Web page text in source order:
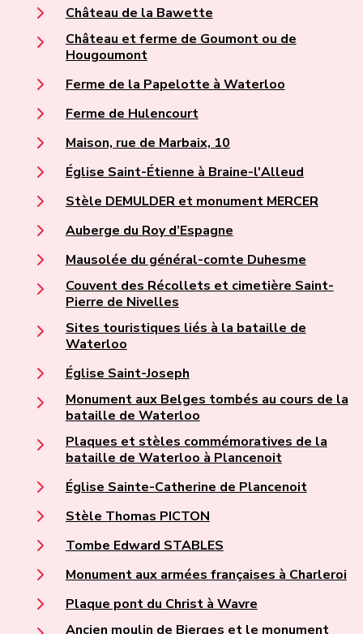
Château de la Bawette
Château et ferme de Goumont ou de
Hougoumont
Ferme de la Papelotte à Waterloo
Ferme de Hulencourt
Maison, rue de Marbaix, 10
Église Saint-Étienne à Braine-l'Alleud
Stèle DEMULDER et monument MERCER
Auberge du Roy d’Espagne
Mausolée du général-comte Duhesme
Couvent des Récollets et cimetière Saint-
Pierre de Nivelles
Sites touristiques liés à la bataille de
Waterloo
Église Saint-Joseph
Monument aux Belges tombés au cours de la
bataille de Waterloo
Plaques et stèles commémoratives de la
bataille de Waterloo à Plancenoit
Église Sainte-Catherine de Plancenoit
Stèle Thomas PICTON
Tombe Edward STABLES
Monument aux armées françaises à Charleroi
Plaque pont du Christ à Wavre
Ancien moulin de Bierges et le monument